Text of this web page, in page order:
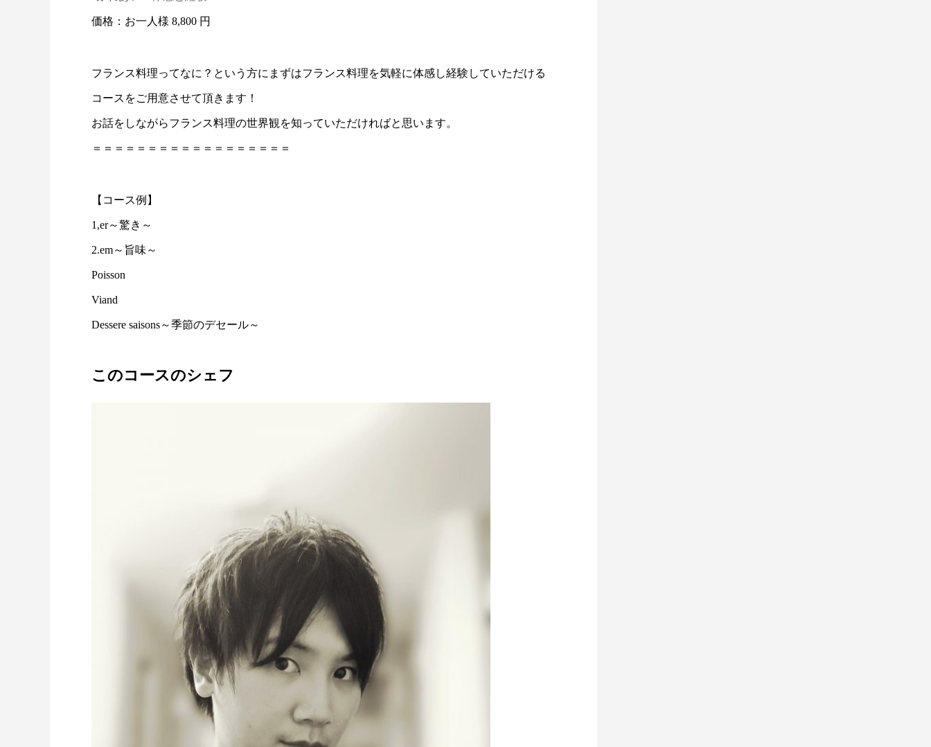
価格：お一人様 8,800 円
フランス料理ってなに？という方にまずはフランス料理を気軽に体感し経験していただける
コースをご用意させて頂きます！
お話をしながらフランス料理の世界観を知っていただければと思います。
＝＝＝＝＝＝＝＝＝＝＝＝＝＝＝＝＝＝
【コース例】
1,er～驚き～
2.em～旨味～
Poisson
Viand
Dessere saisons～季節のデセール～
このコースのシェフ